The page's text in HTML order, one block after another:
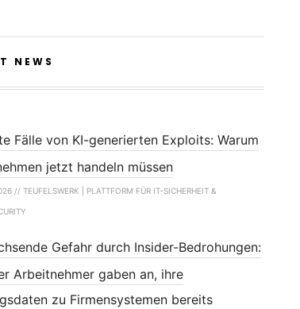
NEWS
Fälle von KI-generierten Exploits: Warum
jetzt handeln müssen
// TEUFELSWERK | PLATTFORM FÜR IT-SICHERHEIT &
Gefahr durch Insider-Bedrohungen:
Arbeitnehmer gaben an, ihre
zu Firmensystemen bereits